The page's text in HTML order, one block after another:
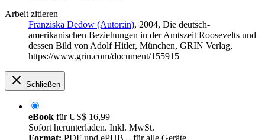
Arbeit zitieren
Franziska Dedow (Autor:in), 2004, Die deutsch-
amerikanischen Beziehungen in der Amtszeit Roosevelts und
dessen Bild von Adolf Hitler, München, GRIN Verlag,
https://www.grin.com/document/155915
Schließen
eBook fürUS$ 16,99
Sofort herunterladen. Inkl. MwSt.
Format: PDF und ePUB – für alle Geräte